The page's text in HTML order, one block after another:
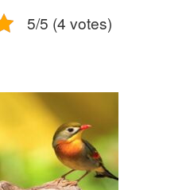
5/5 (4 votes)